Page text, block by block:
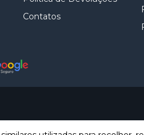
Contatos